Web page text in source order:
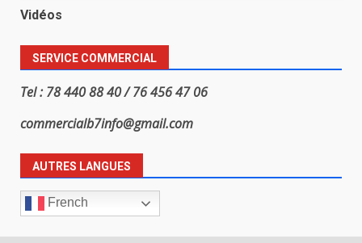
Vidéos
SERVICE COMMERCIAL
Tel : 78 440 88 40 / 76 456 47 06
commercialb7info@gmail.com
AUTRES LANGUES
French